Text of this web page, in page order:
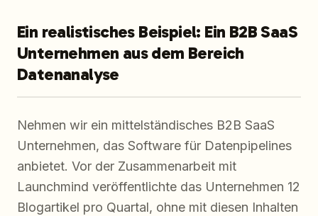
Ein realistisches Beispiel: Ein B2B SaaS
Unternehmen aus dem Bereich
Datenanalyse
Nehmen wir ein mittelständisches B2B SaaS
Unternehmen, das Software für Datenpipelines
anbietet. Vor der Zusammenarbeit mit
Launchmind veröffentlichte das Unternehmen 12
Blogartikel pro Quartal, ohne mit diesen Inhalten